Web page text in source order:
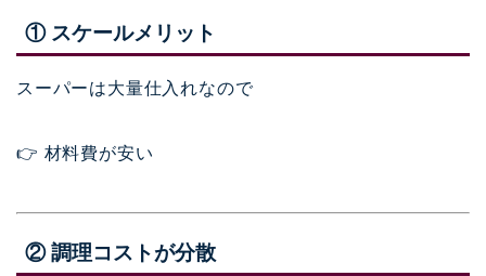
① スケールメリット
スーパーは大量仕入れなので
👉 材料費が安い
② 調理コストが分散